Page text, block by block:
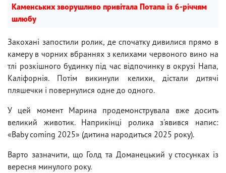
Каменських зворушливо привітала Потапа із 6-річчям
шлюбу
Закохані запостили ролик, де спочатку дивилися прямо в
камеру в чорних вбраннях з келихами червоного вино на
тлі розкішного будинку під час відпочинку в окрузі Напа,
Каліфорнія. Потім викинули келихи, дістали дитячі
пляшечки і повернулися одне до одного.
У цей момент Марина продемонструвала вже досить
великий животик. Наприкінці ролика з'явився напис:
«Baby coming 2025» (дитина народиться 2025 року).
Варто зазначити, що Голд та Доманецький у стосунках із
вересня минулого року.